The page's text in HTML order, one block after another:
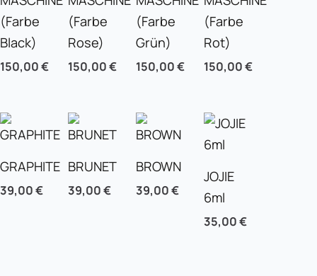
(Farbe
Black)
150,00€
(Farbe
Rose)
150,00€
(Farbe
Grün)
150,00€
(Farbe
Rot)
150,00€
GRAPHITE
39,00€
BRUNET
39,00€
BROWN
39,00€
JOJIE
6ml
35,00€